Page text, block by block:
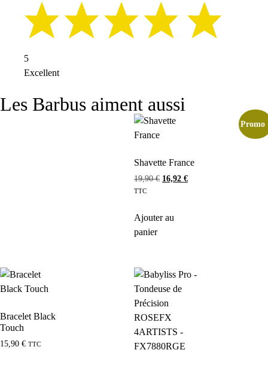
5
Excellent
Les Barbus aiment aussi
Promo
Shavette France
19,90€ 16,92 €
TTC
Ajouter au
panier
Bracelet Black
Touch
15,90 € TTC